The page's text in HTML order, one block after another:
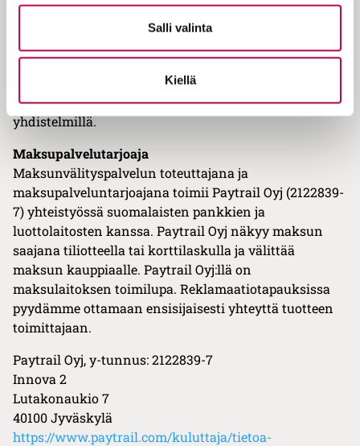
Salli valinta
Kiellä
käyttämiseen riittävän hyvät tietoliikenneyhteydet.
Asiakas vastaa itse kaikista laitteisiinsa,
kustannuksista. Sana-media ei voi taata digitaalisten
palveluidemme käytettävyyttä kaikilla laitteilla,
käyttöjärjestelmillä ja selaimilla tai niiden
yhdistelmillä.
Maksupalvelutarjoaja
Maksunvälityspalvelun toteuttajana ja
maksupalveluntarjoajana toimii Paytrail Oyj (2122839-
7) yhteistyössä suomalaisten pankkien ja
luottolaitosten kanssa. Paytrail Oyj näkyy maksun
saajana tiliotteella tai korttilaskulla ja välittää
maksun kauppiaalle. Paytrail Oyj:llä on
maksulaitoksen toimilupa. Reklamaatiotapauksissa
pyydämme ottamaan ensisijaisesti yhteyttä tuotteen
toimittajaan.
Paytrail Oyj, y-tunnus: 2122839-7
Innova 2
Lutakonaukio 7
40100 Jyväskylä
https://www.paytrail.com/kuluttaja/tietoa-